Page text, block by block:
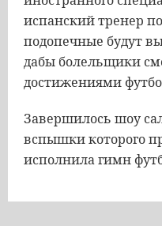
испанский тренер
подопечные будут
дабы болельщики
достижениями
Завершилось шоу
вспышки которого
исполнила гимн